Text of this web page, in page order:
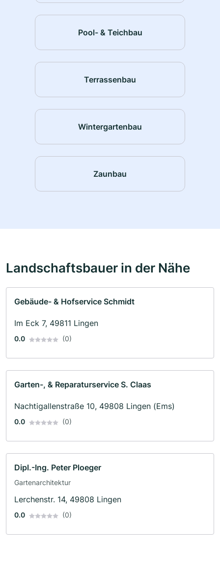
Pool- & Teichbau
Terrassenbau
Wintergartenbau
Zaunbau
Landschaftsbauer in der Nähe
Gebäude- & Hofservice Schmidt
Im Eck 7, 49811 Lingen
0.0 (0)
Garten-, & Reparaturservice S. Claas
Nachtigallenstraße 10, 49808 Lingen (Ems)
0.0 (0)
Dipl.-Ing. Peter Ploeger
Gartenarchitektur
Lerchenstr. 14, 49808 Lingen
0.0 (0)